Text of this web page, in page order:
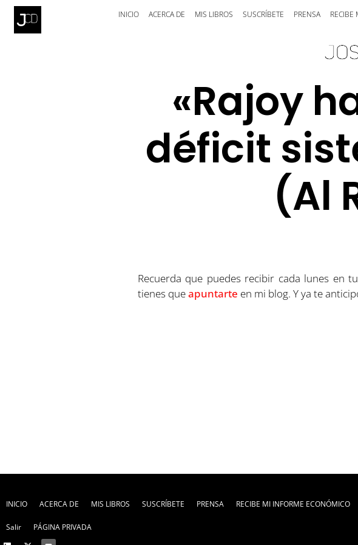
INICIO ACERCA DE MIS LIBROS SUSCRÍBETE PRENSA RECIBE
«Rajoy
déficit
(Al
Recuerda que puedes recibir cada lunes en
tienes queapuntarte en mi blog. Y ya te
INICIO ACERCA DE MIS LIBROS SUSCRÍBETE PRENSA RECIBE MI INFORME ECONÓMICO
Salir PÁGINA PRIVADA